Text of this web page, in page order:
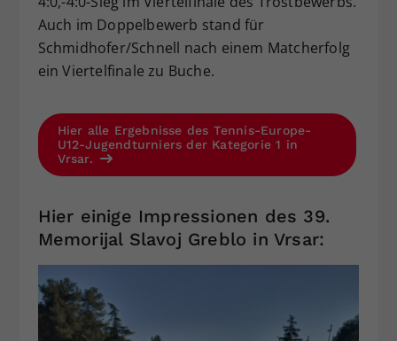
Auch im Doppelbewerb stand für
Schmidhofer/Schnell nach einem Matcherfolg
ein Viertelfinale zu Buche.
Hier alle Ergebnisse des Tennis-Europe-
U12-Jugendturniers der Kategorie 1 in
Vrsar.
Hier einige Impressionen des 39.
Memorijal Slavoj Greblo in Vrsar: